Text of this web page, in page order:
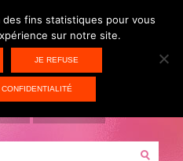
fins statistiques pour vous
sur notre site.
JE REFUSE